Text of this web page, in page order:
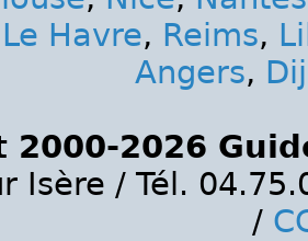
Le Havre, Reims,
Angers,
2000-2026
Isère / Tél.
/